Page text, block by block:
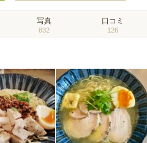
写真
832
口コミ
126